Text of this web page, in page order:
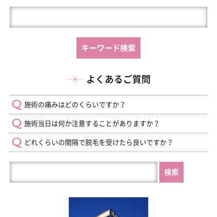
よくあるご質問
施術の痛みはどのくらいですか？
施術当日は何か注意することがありますか？
どれくらいの間隔で脱毛を受けたら良いですか？
HP
検